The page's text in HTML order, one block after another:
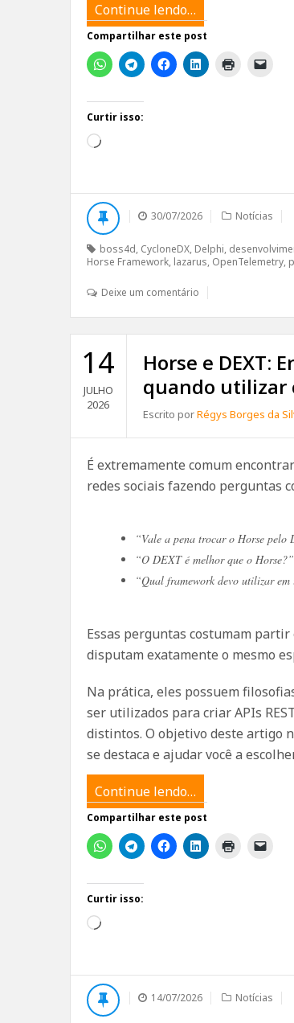
Continue lendo…
Compartilhar este post
Curtir isso:
Carregando...
30/07/2026 Notícias
boss4d, CycloneDX, Delphi,
Horse Framework, lazarus, OpenTelemetry,
Deixe um comentário
14
JULHO
2026
Horse e DEXT:
quando utilizar
Escrito porRégys Borges da
É extremamente comum
redes sociais fazendo perguntas
“Vale a pena trocar o Horse pelo
“O DEXT é melhor que o Horse?”
“Qual framework devo utilizar
Essas perguntas costumam partir
disputam exatamente o mesmo
Na prática, eles possuem
ser utilizados para criar APIs
distintos. O objetivo deste artigo
se destaca e ajudar você a
Continue lendo…
Compartilhar este post
Curtir isso:
Carregando...
14/07/2026 Notícias